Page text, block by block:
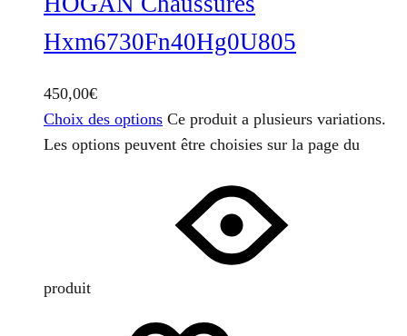
Hxm6730Fn40Hg0U805
450,00€
Choix des options Ce produit a plusieurs variations.
Les options peuvent être choisies sur la page du
produit